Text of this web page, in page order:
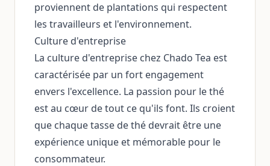
proviennent de plantations qui respectent
les travailleurs et l'environnement.
Culture d'entreprise
La culture d'entreprise chez Chado Tea est
caractérisée par un fort engagement
envers l'excellence. La passion pour le thé
est au cœur de tout ce qu'ils font. Ils croient
que chaque tasse de thé devrait être une
expérience unique et mémorable pour le
consommateur.